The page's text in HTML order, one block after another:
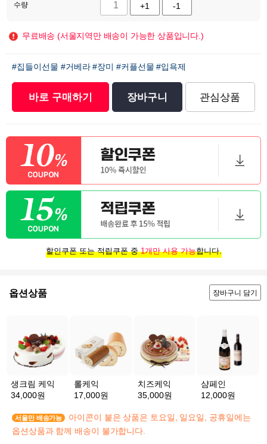
수량 +1 -1
무료배송 (서울지역만 배송이 가능한 상품입니다.)
#집들이선물 #거베라 #장미 #커플선물 #입욕제
바로 구매하기 장바구니 관심상품
할인쿠폰 또는 적립쿠폰 중1개만 사용 가능합니다.
옵션상품 장바구니 담기
생크림 케익
34,000원
롤케익
17,000원
치즈케익
35,000원
샴페인
12,000원
서울만 배송가능
아이콘이 붙은 상품은 토요일, 일요일, 공휴일에는
옵션상품과 함께 배송이 불가합니다.